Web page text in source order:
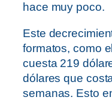
hace muy poco.
Este
formatos, como
cuesta 219
dólares que
semanas. Esto